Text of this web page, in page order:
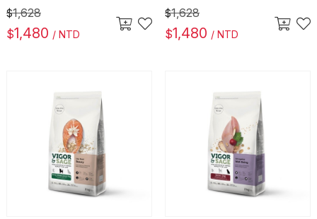
$1,628
$1,480 / NTD
$1,628
$1,480 / NTD